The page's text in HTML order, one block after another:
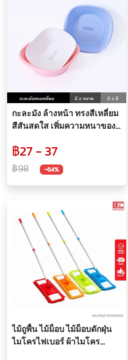
กะละมัง ล้างหน้า ทรงสีเหลี่ยม
สีสันสดใส เพิ่มความหนาของ
฿27 - 37
฿98 -64%
ไม้ถูพื้น ไม้ม็อบ ไม้ม็อบดักฝุ่น
ไมโครไฟเบอร์ ผ้าไมโคร